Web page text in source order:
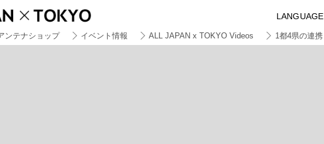
LANGUAGE
ンテナショップ イベント情報 ALL JAPAN x TOKYO Videos 1都4県の連携